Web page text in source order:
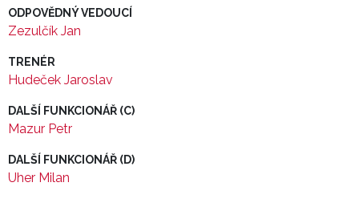
ODPOVĚDNÝ VEDOUCÍ
Zezulčík Jan
TRENÉR
Hudeček Jaroslav
DALŠÍ FUNKCIONÁŘ (C)
Mazur Petr
DALŠÍ FUNKCIONÁŘ (D)
Uher Milan